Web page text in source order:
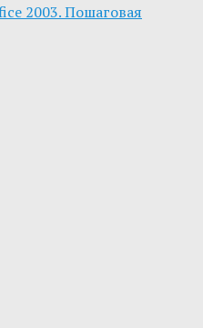
2003. Пошаговая